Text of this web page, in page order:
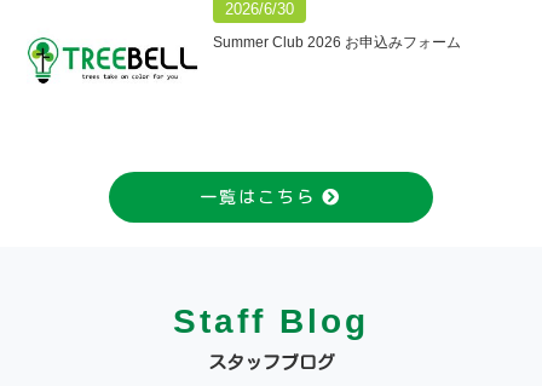
2026/6/30
Summer Club 2026 お申込みフォーム
一覧はこちら
Staff Blog
スタッフブログ